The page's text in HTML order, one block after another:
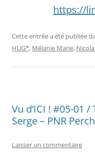
https://
Cette entrée a été publiée
HUG*, Mélanie Marie,
Vu d’ICI ! #05-01
Serge – PNR
Laisser un commentaire